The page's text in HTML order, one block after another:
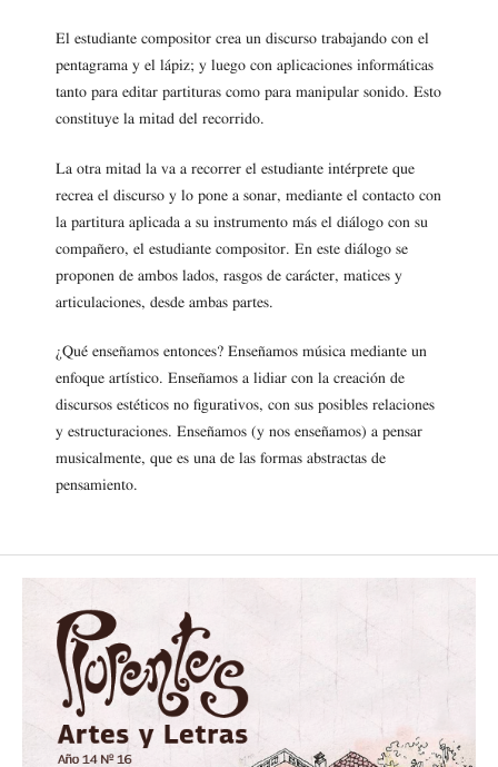
El estudiante compositor crea un discurso trabajando con el
pentagrama y el lápiz; y luego con aplicaciones informáticas
tanto para editar partituras como para manipular sonido. Esto
constituye la mitad del recorrido.
La otra mitad la va a recorrer el estudiante intérprete que
recrea el discurso y lo pone a sonar, mediante el contacto con
la partitura aplicada a su instrumento más el diálogo con su
compañero, el estudiante compositor. En este diálogo se
proponen de ambos lados, rasgos de carácter, matices y
articulaciones, desde ambas partes.
¿Qué enseñamos entonces? Enseñamos música mediante un
enfoque artístico. Enseñamos a lidiar con la creación de
discursos estéticos no figurativos, con sus posibles relaciones
y estructuraciones. Enseñamos (y nos enseñamos) a pensar
musicalmente, que es una de las formas abstractas de
pensamiento.